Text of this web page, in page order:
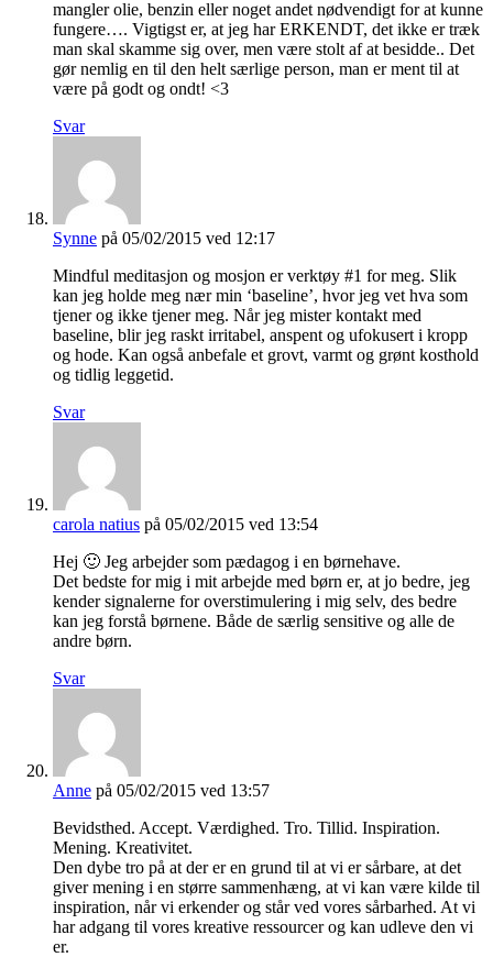
mangler olie, benzin eller noget andet nødvendigt for at kunne
fungere…. Vigtigst er, at jeg har ERKENDT, det ikke er træk
man skal skamme sig over, men være stolt af at besidde.. Det
gør nemlig en til den helt særlige person, man er ment til at
være på godt og ondt! <3
Svar
Synne på 05/02/2015 ved 12:17
Mindful meditasjon og mosjon er verktøy #1 for meg. Slik
kan jeg holde meg nær min ‘baseline’, hvor jeg vet hva som
tjener og ikke tjener meg. Når jeg mister kontakt med
baseline, blir jeg raskt irritabel, anspent og ufokusert i kropp
og hode. Kan også anbefale et grovt, varmt og grønt kosthold
og tidlig leggetid.
Svar
carola natius på 05/02/2015 ved 13:54
Hej 🙂 Jeg arbejder som pædagog i en børnehave.
Det bedste for mig i mit arbejde med børn er, at jo bedre, jeg
kender signalerne for overstimulering i mig selv, des bedre
kan jeg forstå børnene. Både de særlig sensitive og alle de
andre børn.
Svar
Anne på 05/02/2015 ved 13:57
Bevidsthed. Accept. Værdighed. Tro. Tillid. Inspiration.
Mening. Kreativitet.
Den dybe tro på at der er en grund til at vi er sårbare, at det
giver mening i en større sammenhæng, at vi kan være kilde til
inspiration, når vi erkender og står ved vores sårbarhed. At vi
har adgang til vores kreative ressourcer og kan udleve den vi
er.